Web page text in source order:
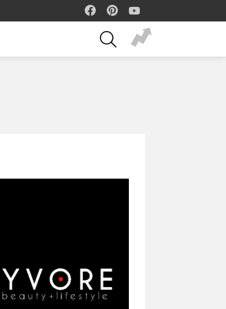
facebook
SEARCH